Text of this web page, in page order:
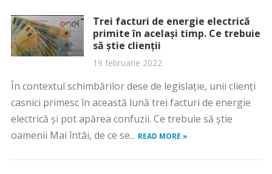
Trei facturi de energie electrică
primite în același timp. Ce trebuie
să știe clienții
19 februarie 2022
În contextul schimbărilor dese de legislație, unii clienți
casnici primesc în această lună trei facturi de energie
electrică și pot apărea confuzii. Ce trebuie să știe
oamenii Mai întâi, de ce se... READ MORE »